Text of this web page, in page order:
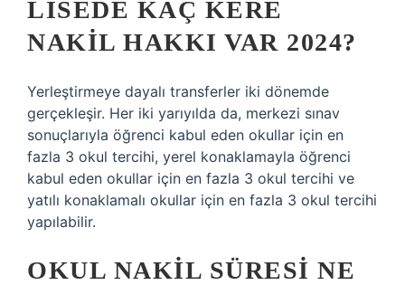
LISEDE KAÇ KERE
NAKIL HAKKI VAR 2024?
Yerleştirmeye dayalı transferler iki dönemde
gerçekleşir. Her iki yarıyılda da, merkezi sınav
sonuçlarıyla öğrenci kabul eden okullar için en
fazla 3 okul tercihi, yerel konaklamayla öğrenci
kabul eden okullar için en fazla 3 okul tercihi ve
yatılı konaklamalı okullar için en fazla 3 okul tercihi
yapılabilir.
OKUL NAKIL SÜRESI NE